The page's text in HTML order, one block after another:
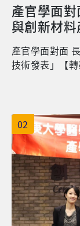
產官學面
與創新材
專區】
產官學面對面
技術發表」【轉
02